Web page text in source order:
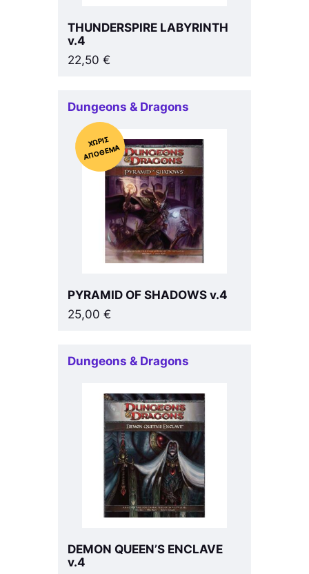
THUNDERSPIRE LABYRINTH
v.4
22,50 €
Dungeons & Dragons
Χ
ΩΡΊΣ
Α
Π
Ό
ΘΕ
ΜΑ
PYRAMID OF SHADOWS v.4
25,00 €
Dungeons & Dragons
DEMON QUEEN’S ENCLAVE
v.4